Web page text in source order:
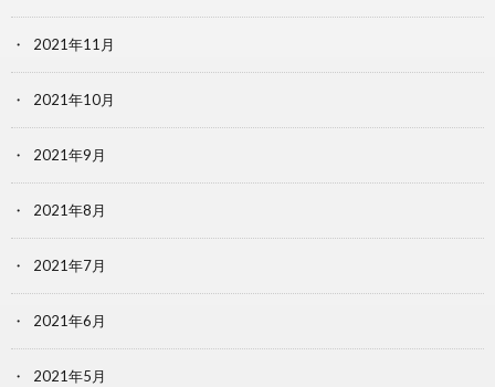
2021年11月
2021年10月
2021年9月
2021年8月
2021年7月
2021年6月
2021年5月